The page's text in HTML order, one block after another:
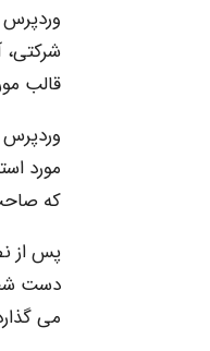
شرکتی،
قالب
وردپرس
مورد
که
پس از
دست
می